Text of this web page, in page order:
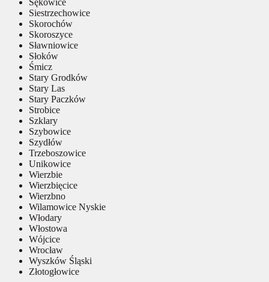
Siestrzechowice
Skorochów
Skoroszyce
Sławniowice
Słoków
Śmicz
Stary Grodków
Stary Las
Stary Paczków
Strobice
Szklary
Szybowice
Szydłów
Trzeboszowice
Unikowice
Wierzbie
Wierzbięcice
Wierzbno
Wilamowice Nyskie
Włodary
Włostowa
Wójcice
Wrocław
Wyszków Śląski
Złotogłowice